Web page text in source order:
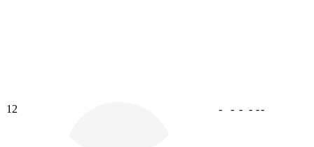
12 - - - - --